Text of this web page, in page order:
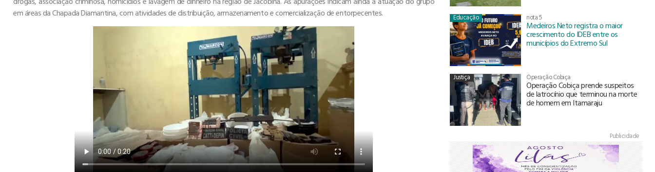
em áreas da Chapada Diamantina, com atividades de distribuição, armazenamento e comercialização de entorpecentes.
Educação nota 5
Medeiros Neto registra o maior
crescimento do IDEB entre os
municípios do Extremo Sul
Justiça Operação Cobiça
Operação Cobiça prende suspeitos
de latrocínio que terminou na morte
de homem em Itamaraju
Publicidade